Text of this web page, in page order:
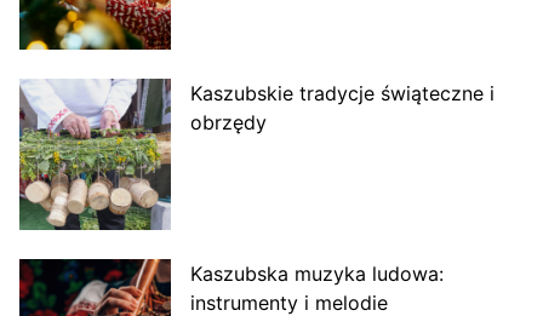
Kaszubskie tradycje świąteczne i
obrzędy
Kaszubska muzyka ludowa:
instrumenty i melodie